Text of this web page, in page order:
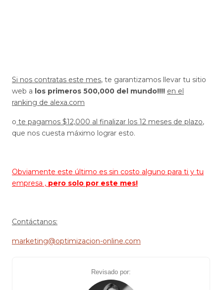
Si nos contratas este mes, te garantizamos llevar tu sitio
web a los primeros 500,000 del mundo!!!! en el
ranking de alexa.com
o te pagamos $12,000 al finalizar los 12 meses de plazo,
que nos cuesta máximo lograr esto.
Obviamente este último es sin costo alguno para ti y tu
empresa , pero solo por este mes!
Contáctanos:
marketing@optimizacion-online.com
Revisado por: